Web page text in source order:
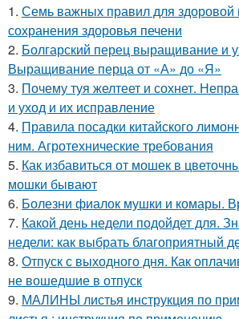
1. Семь важных правил для здоровой
сохранения здоровья печени
2. Болгарский перец выращивание и
Выращивание перца от «А» до «Я»
3. Почему туя желтеет и сохнет.
и уход и их исправление
4. Правила посадки китайского
ним. Агротехнические требования
5. Как избавиться от мошек в
мошки бывают
6. Болезни фиалок мушки и комары.
7. Какой день недели подойдет для.
недели: как выбрать благоприятный
8. Отпуск с выходного дня. Как
не вошедшие в отпуск
9. МАЛИНЫ листья инструкция по